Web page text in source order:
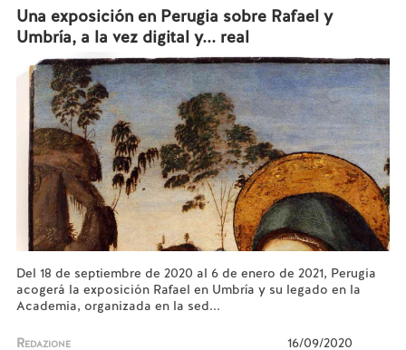
Una exposición en Perugia sobre Rafael y
Umbría, a la vez digital y... real
Del 18 de septiembre de 2020 al 6 de enero de 2021, Perugia
acogerá la exposición Rafael en Umbría y su legado en la
Academia, organizada en la sed...
Redazione 16/09/2020